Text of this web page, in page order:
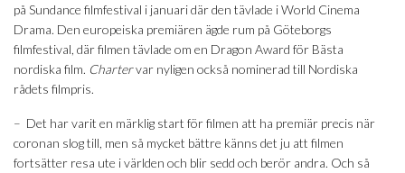
på Sundance filmfestival i januari där den tävlade i World Cinema
Drama. Den europeiska premiären ägde rum på Göteborgs
filmfestival, där filmen tävlade om en Dragon Award för Bästa
nordiska film. Chartervar nyligen också nominerad till Nordiska
rådets filmpris.
– Det har varit en märklig start för filmen att ha premiär precis när
coronan slog till, men så mycket bättre känns det ju att filmen
fortsätter resa ute i världen och blir sedd och berör andra. Och så